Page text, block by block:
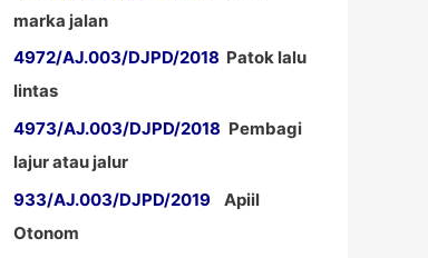
marka jalan
4972/AJ.003/DJPD/2018 Patok lalu
lintas
4973/AJ.003/DJPD/2018 Pembagi
lajur atau jalur
933/AJ.003/DJPD/2019 Apiil
Otonom